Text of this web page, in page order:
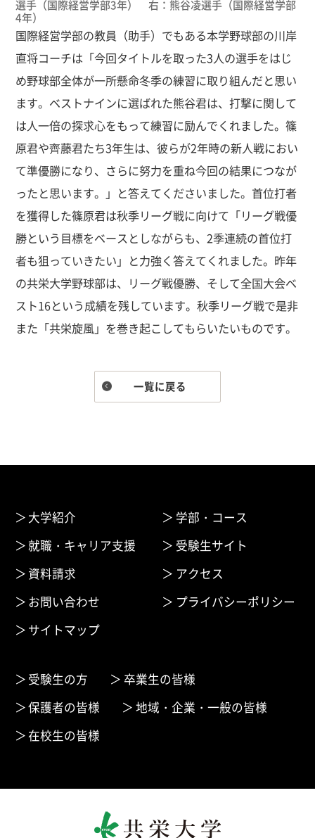
選手（国際経営学部3年） 右：熊谷凌選手（国際経営学部
4年）
国際経営学部の教員（助手）でもある本学野球部の川岸
直将コーチは「今回タイトルを取った3人の選手をはじ
め野球部全体が一所懸命冬季の練習に取り組んだと思い
ます。ベストナインに選ばれた熊谷君は、打撃に関して
は人一倍の探求心をもって練習に励んでくれました。篠
原君や齊藤君たち3年生は、彼らが2年時の新人戦におい
て準優勝になり、さらに努力を重ね今回の結果につなが
ったと思います。」と答えてくださいました。首位打者
を獲得した篠原君は秋季リーグ戦に向けて「リーグ戦優
勝という目標をベースとしながらも、2季連続の首位打
者も狙っていきたい」と力強く答えてくれました。昨年
の共栄大学野球部は、リーグ戦優勝、そして全国大会ベ
スト16という成績を残しています。秋季リーグ戦で是非
また「共栄旋風」を巻き起こしてもらいたいものです。
一覧に戻る
大学紹介
学部・コース
就職・キャリア支援
受験生サイト
資料請求
アクセス
お問い合わせ
プライバシーポリシー
サイトマップ
受験生の方
卒業生の皆様
保護者の皆様
地域・企業・一般の皆様
在校生の皆様